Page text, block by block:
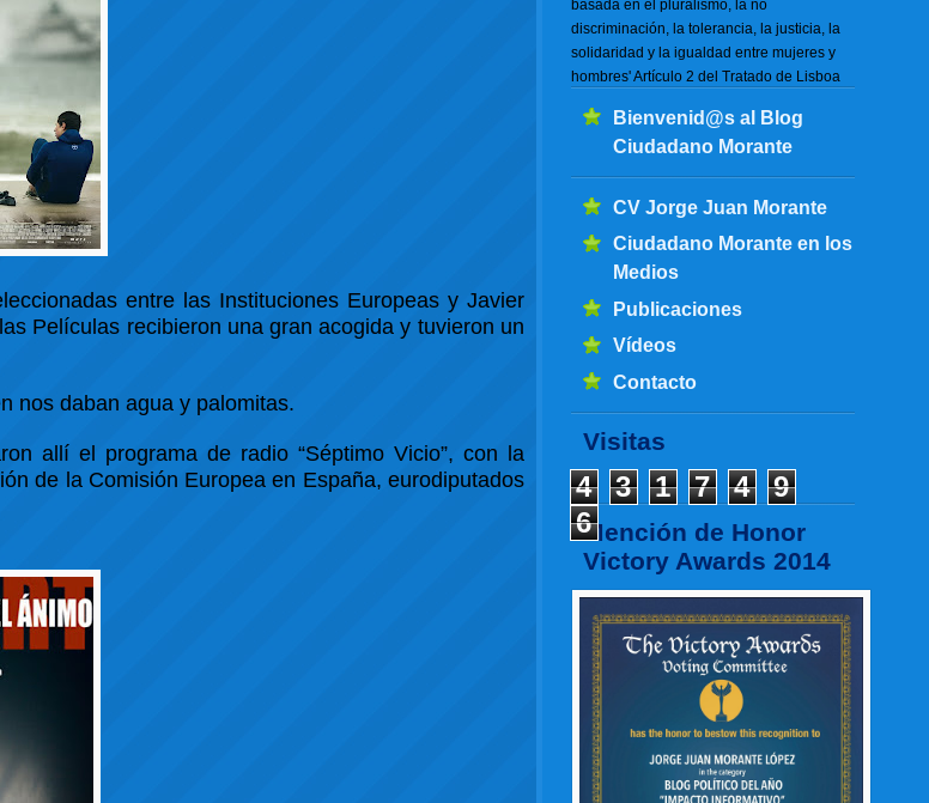
basada en el pluralismo, la no
discriminación, la tolerancia, la justicia, la
solidaridad y la igualdad entre mujeres y
hombres' Artículo 2 del Tratado de Lisboa
Bienvenid@s al Blog
Ciudadano Morante
CV Jorge Juan Morante
Ciudadano Morante en los
Medios
Publicaciones
Vídeos
Contacto
Visitas
4 3 1 7 4
9
6Mención de Honor
Victory Awards 2014
entre las Instituciones Europeas y Javier
Películas recibieron una gran acogida y tuvieron un
nos daban agua y palomitas.
allí el programa de radio “Séptimo Vicio”, con la
de la Comisión Europea en España, eurodiputados